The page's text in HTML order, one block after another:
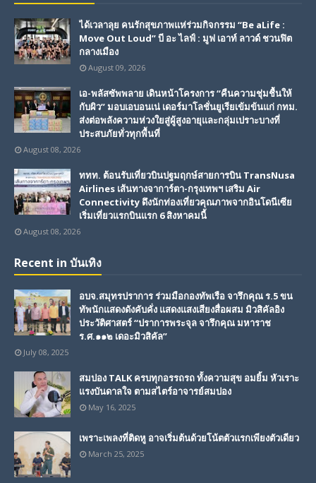
ได้เวลาลุย คนรักสุขภาพแห่ร่วมกิจกรรม “Be aLife :
Move Out Loud” บี อะ ไลฟ์ : มูฟ เอาท์ ลาวด์ ชวนฟิต
กลางเมือง
August 09, 2026
เอ-พลัสซัพพลาย เดินหน้าโครงการ “คืนความชุ่มชื้นให้
กับผิว” มอบเอบอนเน่ เดอร์มาโลชั่นยูเรียเข้มข้นแก่ กทม.
ส่งต่อพลังความห่วงใยสู่ผู้สูงอายุและกลุ่มเปราะบางที่
ประสบภัยทั่วทุกพื้นที่
August 08, 2026
ททท. ต้อนรับเที่ยวบินปฐมฤกษ์สายการบิน TransNusa
Airlines เส้นทางจาการ์ตา-กรุงเทพฯ เสริม Air
Connectivity ดึงนักท่องเที่ยวคุณภาพจากอินโดนีเซีย
เริ่มเที่ยวแรกบินแรก 6 สิงหาคมนี้
August 08, 2026
Recent in บันเทิง
อบจ.สมุทรปราการ ร่วมมือกองทัพเรือ จารึกคุณ ร.5 ขน
ทัพนักแสดงดังคับคั่ง แสดงแสงเสียงสื่อผสม มิวสิคัลอิง
ประวัติศาสตร์ “ปราการพระจุล จารึกคุณ มหาราช
ร.ศ.๑๑๒ เดอะมิวสิคัล”
July 08, 2025
สมปอง TALK ครบทุกอรรถรถ ทั้งความสุข อมยิ้ม หัวเราะ
แรงบันดาลใจ ตามสไตร์อาจารย์สมปอง
May 16, 2025
เพราะเพลงที่ติดหู อาจเริ่มต้นด้วยโน้ตตัวแรกเพียงตัวเดียว
March 25, 2025